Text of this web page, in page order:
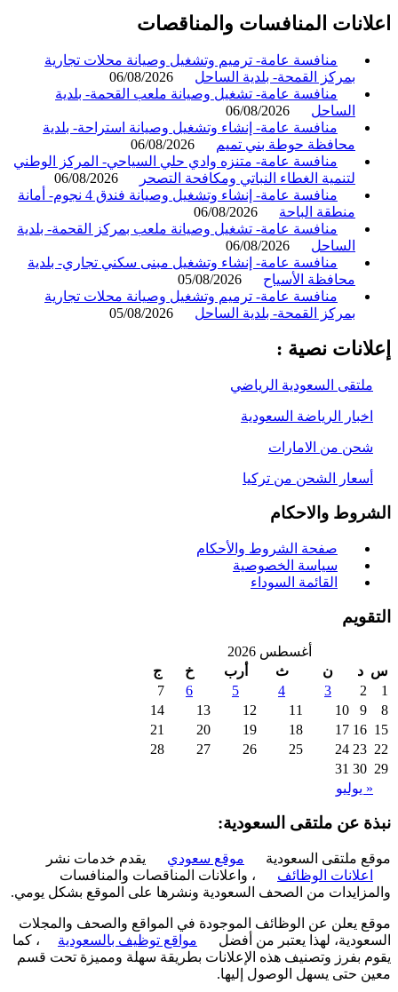
المنافسات والمناقصات
منافسة عامة- ترميم وتشغيل وصيانة محلات تجارية
بمركز القمحة- بلدية الساحل
06/08/2026
منافسة عامة- تشغيل وصيانة ملعب القحمة- بلدية
الساحل
06/08/2026
منافسة عامة- إنشاء وتشغيل وصيانة استراحة- بلدية
محافظة حوطة بني تميم
06/08/2026
منافسة عامة- متنزه وادي حلي السياحي- المركز الوطني
لتنمية الغطاء النباتي ومكافحة التصحر
06/08/2026
منافسة عامة- إنشاء وتشغيل وصيانة فندق 4 نجوم- أمانة
منطقة الباحة
06/08/2026
منافسة عامة- تشغيل وصيانة ملعب بمركز القحمة- بلدية
الساحل
06/08/2026
منافسة عامة- إنشاء وتشغيل مبنى سكني تجاري- بلدية
محافظة الأسياح
05/08/2026
منافسة عامة- ترميم وتشغيل وصيانة محلات تجارية
بمركز القمحة- بلدية الساحل
05/08/2026
نصية :
السعودية الرياضي
الرياضة السعودية
من الامارات
الشحن من تركيا
والاحكام
صفحة الشروط والأحكام
سياسة الخصوصية
القائمة السوداء
أغسطس 2026
د
ن
ج
7
10
16
17
23
24
30
31
يوليو
عن ملتقى السعودية:
ملتقى السعودية موقع سعودي
يقدم خدمات نشر
الوظائف
، واعلانات المناقصات والمنافسات
من الصحف السعودية ونشرها على الموقع بشكل يومي.
يعلن عن الوظائف الموجودة في المواقع والصحف والمجلات
لهذا يعتبر من أفضل
مواقع توظيف بالسعودية
، كما
بفرز وتصنيف هذه الإعلانات بطريقة سهلة ومميزة تحت قسم
حتى يسهل الوصول إليها.